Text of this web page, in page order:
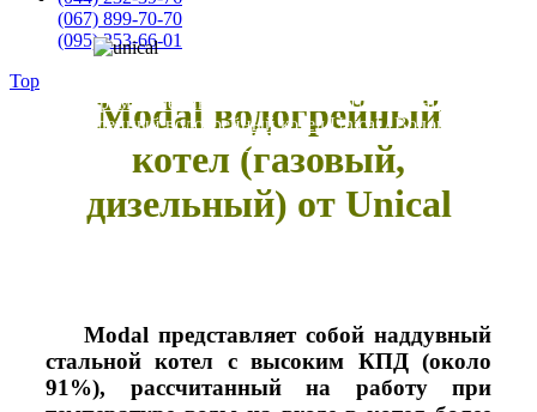
(067) 899-70-70
(095) 253-66-01
Top
Промышленные итальянские котлы Unical (Уникал)
Промышленный водогрейный котел Unical/Водогрейный
котел (газовый, дизельный) Unical Modal
Modal водогрейный
котел (газовый,
дизельный) от Unical
Modal представляет собой наддувный
стальной котел с высоким КПД (около
91%), рассчитанный на работу при